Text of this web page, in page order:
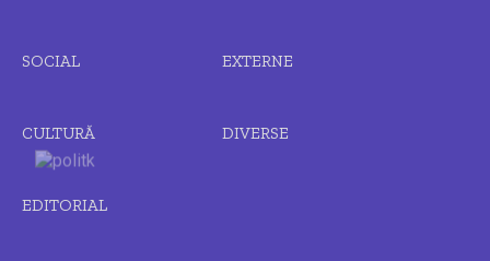
SOCIAL EXTERNE
CULTURĂ DIVERSE
EDITORIAL